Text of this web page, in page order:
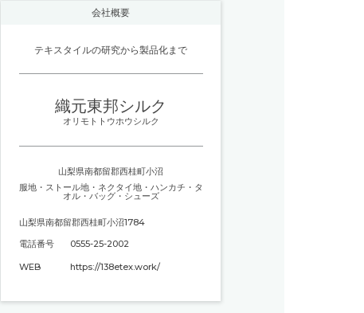
会社概要
テキスタイルの研究から製品化まで
織元東邦シルク
オリモトトウホウシルク
山梨県南都留郡西桂町小沼
服地・ ストール地・ ネクタイ地・ ハンカチ・タ
オル・バッグ・シューズ
山梨県南都留郡西桂町小沼1784
電話番号
0555-25-2002
WEB https://138etex.work/